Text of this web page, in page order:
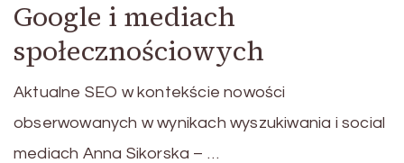
Google i mediach
społecznościowych
Aktualne SEO w kontekście nowości
obserwowanych w wynikach wyszukiwania i social
mediach Anna Sikorska – …